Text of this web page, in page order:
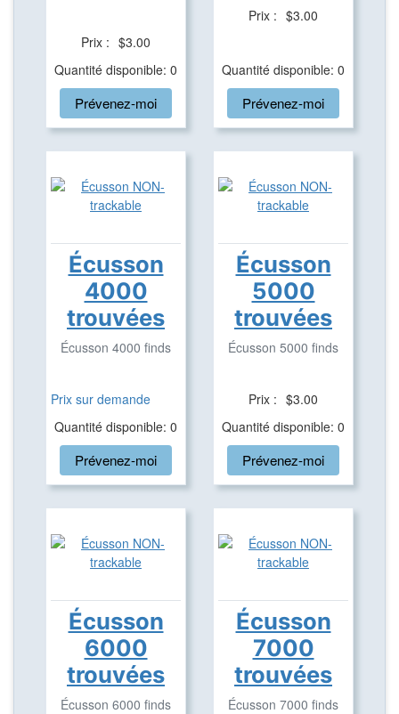
Prix : $3.00
Quantité disponible: 0
Prévenez-moi
Prix : $3.00
Quantité disponible: 0
Prévenez-moi
Écusson
4000
trouvées
Écusson 4000 finds
Prix sur demande
Quantité disponible: 0
Prévenez-moi
Écusson
5000
trouvées
Écusson 5000 finds
Prix : $3.00
Quantité disponible: 0
Prévenez-moi
Écusson
6000
trouvées
Écusson 6000 finds
Écusson
7000
trouvées
Écusson 7000 finds